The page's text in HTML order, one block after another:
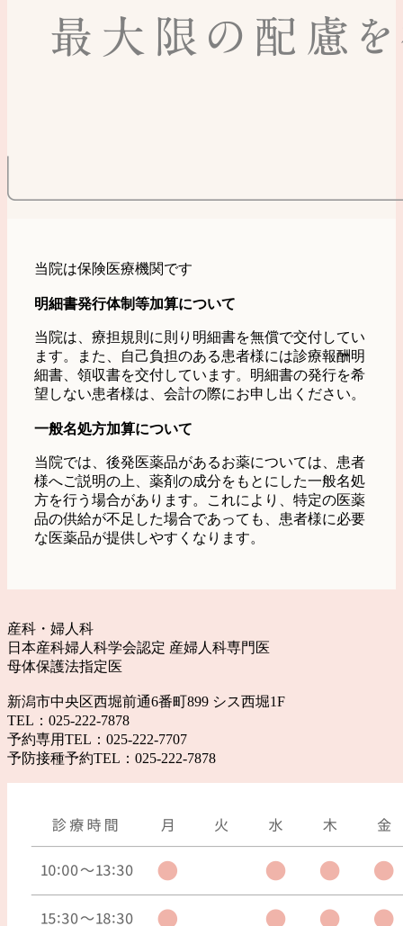
当院は保険医療機関です
明細書発行体制等加算について
当院は、療担規則に則り明細書を無償で交付してい
ます。また、自己負担のある患者様には診療報酬明
細書、領収書を交付しています。明細書の発行を希
望しない患者様は、会計の際にお申し出ください。
一般名処方加算について
当院では、後発医薬品があるお薬については、患者
様へご説明の上、薬剤の成分をもとにした一般名処
方を行う場合があります。これにより、特定の医薬
品の供給が不足した場合であっても、患者様に必要
な医薬品が提供しやすくなります。
産科・婦人科
日本産科婦人科学会認定 産婦人科専門医
母体保護法指定医
新潟市中央区西堀前通6番町899 シス西堀1F
TEL：025-222-7878
予約専用TEL：025-222-7707
予防接種予約TEL：025-222-7878